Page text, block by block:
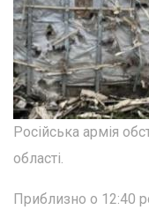
Російська армія
області.
Приблизно о 12:40